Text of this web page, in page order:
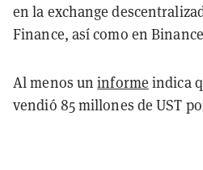
en la exchange
Finance, así como en
Al menos uninforme indica
vendió 85 millones de UST